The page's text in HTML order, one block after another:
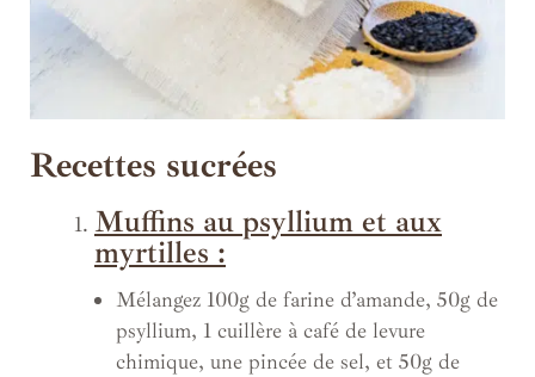
Recettes sucrées
Muffins au psyllium et aux
myrtilles :
Mélangez 100g de farine d’amande, 50g de
psyllium, 1 cuillère à café de levure
chimique, une pincée de sel, et 50g de